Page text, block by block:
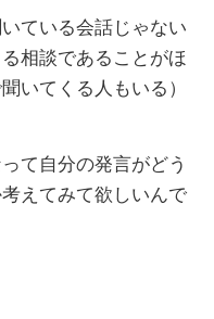
ている会話じゃない
相談であることがほ
いてくる人もいる）
て自分の発言がどう
えてみて欲しいんで